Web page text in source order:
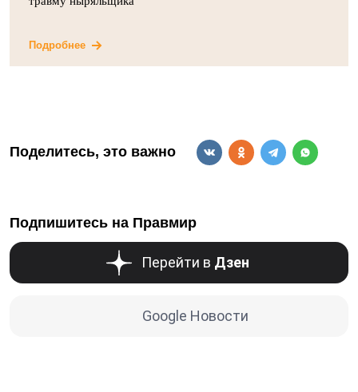
Подробнее
Поделитесь, это важно
Подпишитесь на Правмир
Перейти в Дзен
Google Новости